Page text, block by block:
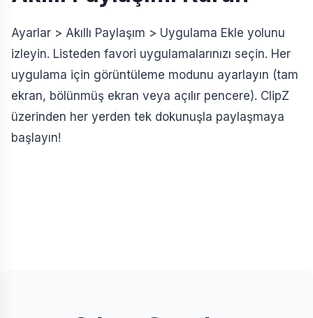
Ayarlar > Akıllı Paylaşım > Uygulama Ekle yolunu
izleyin. Listeden favori uygulamalarınızı seçin. Her
uygulama için görüntüleme modunu ayarlayın (tam
ekran, bölünmüş ekran veya açılır pencere). ClipZ
üzerinden her yerden tek dokunuşla paylaşmaya
başlayın!